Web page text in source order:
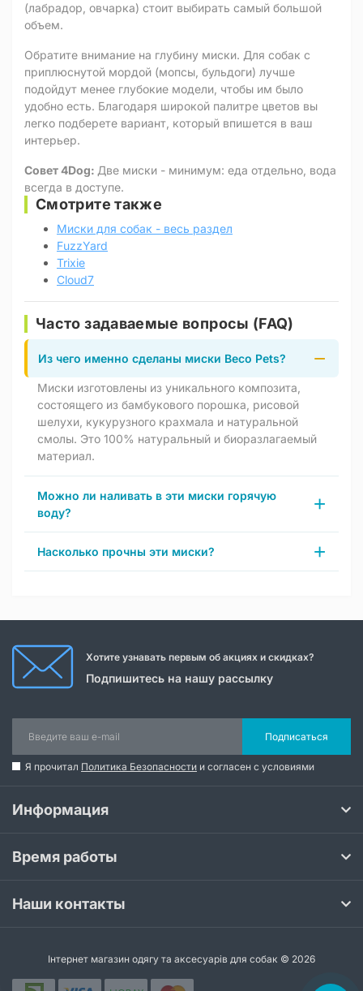
(лабрадор, овчарка) стоит выбирать самый большой
объем.
Обратите внимание на глубину миски. Для собак с
приплюснутой мордой (мопсы, бульдоги) лучше
подойдут менее глубокие модели, чтобы им было
удобно есть. Благодаря широкой палитре цветов вы
легко подберете вариант, который впишется в ваш
интерьер.
Совет 4Dog: Две миски - минимум: еда отдельно, вода
всегда в доступе.
Смотрите также
Миски для собак - весь раздел
FuzzYard
Trixie
Cloud7
Часто задаваемые вопросы (FAQ)
Из чего именно сделаны миски Beco Pets?
Миски изготовлены из уникального композита,
состоящего из бамбукового порошка, рисовой
шелухи, кукурузного крахмала и натуральной
смолы. Это 100% натуральный и биоразлагаемый
материал.
Можно ли наливать в эти миски горячую
воду?
Насколько прочны эти миски?
Хотите узнавать первым об акциях и скидках?
Подпишитесь на нашу рассылку
Подписаться
Я прочитал Политика Безопасности и согласен с условиями
Информация
Время работы
Наши контакты
Інтернет магазин одягу та аксесуарів для собак © 2026